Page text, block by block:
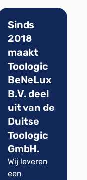
Sinds
2018
maakt
Toologic
BeNeLux
B.V. deel
uit van de
Duitse
Toologic
GmbH.
Wij leveren
een